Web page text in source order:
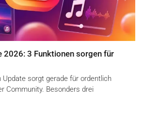
2026: 3 Funktionen sorgen für
Update sorgt gerade für ordentlich
Community. Besonders drei